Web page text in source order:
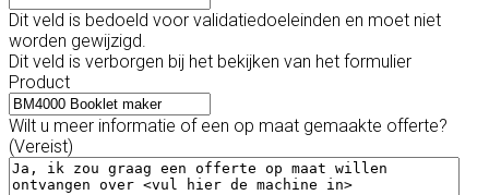
Dit veld is bedoeld voor validatiedoeleinden en moet niet
worden gewijzigd.
Dit veld is verborgen bij het bekijken van het formulier
Product
Wilt u meer informatie of een op maat gemaakte offerte?
(Vereist)